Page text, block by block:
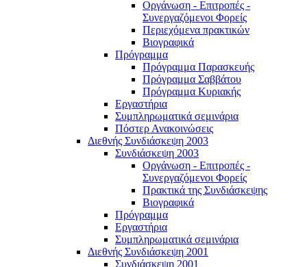
Οργάνωση - Επιτροπές -
Συνεργαζόμενοι Φορείς
Περιεχόμενα πρακτικών
Βιογραφικά
Πρόγραμμα
Πρόγραμμα Παρασκευής
Πρόγραμμα Σαββάτου
Πρόγραμμα Κυριακής
Εργαστήρια
Συμπληρωματικά σεμινάρια
Πόστερ Ανακοινώσεις
Διεθνής Συνδιάσκεψη 2003
Συνδιάσκεψη 2003
Οργάνωση - Επιτροπές -
Συνεργαζόμενοι Φορείς
Πρακτικά της Συνδιάσκεψης
Βιογραφικά
Πρόγραμμα
Εργαστήρια
Συμπληρωματικά σεμινάρια
Διεθνής Συνδιάσκεψη 2001
Συνδιάσκεψη 2001